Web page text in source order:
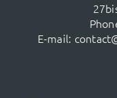
E-mail: